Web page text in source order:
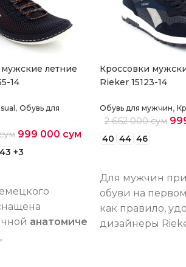
летние
14
, Обувь для
999 000 сум
43 +3
анатомической
,
Кроссовки
Rieker 15123-14
Обувь для мужчин,
2 662 000сум
40 44 46
Для мужчин
обуви на
как правило,
дизайнеры